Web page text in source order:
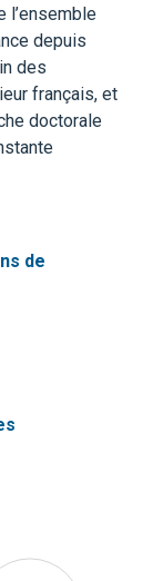
l’ensemble
depuis
des
français, et
doctorale
de